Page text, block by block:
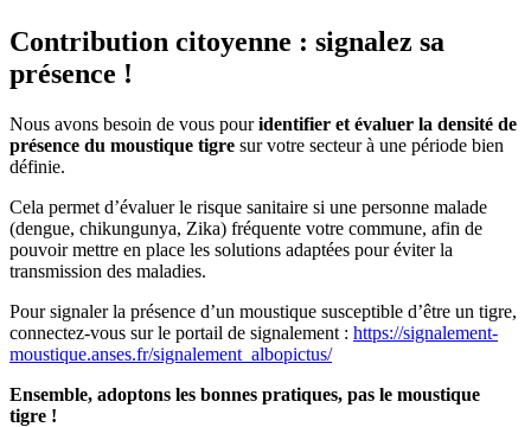
Contribution citoyenne : signalez sa
présence !
Nous avons besoin de vous pouridentifier et évaluer la densité de
présence du moustique tigre sur votre secteur à une période bien
définie.
Cela permet d’évaluer le risque sanitaire si une personne malade
(dengue, chikungunya, Zika) fréquente votre commune, afin de
pouvoir mettre en place les solutions adaptées pour éviter la
transmission des maladies.
Pour signaler la présence d’un moustique susceptible d’être un tigre,
connectez-vous sur le portail de signalement : https://signalement-
moustique.anses.fr/signalement_albopictus/
Ensemble, adoptons les bonnes pratiques, pas le moustique
tigre !